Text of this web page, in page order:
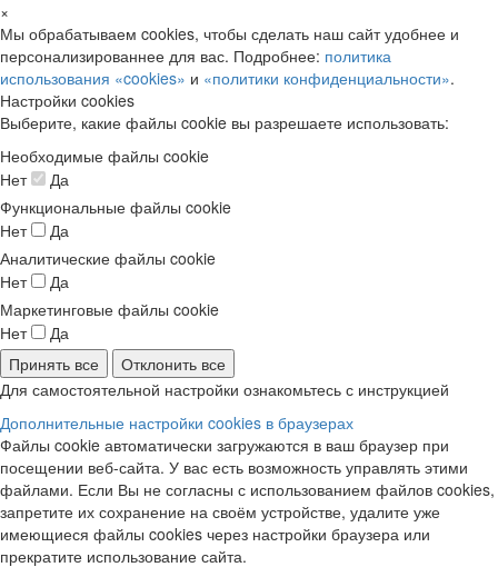
×
Мы обрабатываем cookies, чтобы сделать наш сайт удобнее и
персонализированнее для вас. Подробнее: политика
использования «cookies» и «политики конфиденциальности».
Настройки cookies
Выберите, какие файлы cookie вы разрешаете использовать:
Необходимые файлы cookie
Нет
Да
Функциональные файлы cookie
Нет
Да
Аналитические файлы cookie
Нет
Да
Маркетинговые файлы cookie
Нет
Да
Принять все
Отклонить все
Для самостоятельной настройки ознакомьтесь с инструкцией
Дополнительные настройки cookies в браузерах
Файлы cookie автоматически загружаются в ваш браузер при
посещении веб-сайта. У вас есть возможность управлять этими
файлами. Если Вы не согласны с использованием файлов cookies,
запретите их сохранение на своём устройстве, удалите уже
имеющиеся файлы cookies через настройки браузера или
прекратите использование сайта.